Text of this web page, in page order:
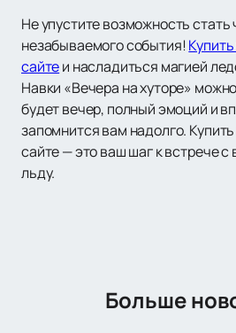
Не упустите возможность стать
незабываемого события!
сайтеи насладиться магией
Навки «Вечера на хуторе»
будет вечер, полный эмоций и
запомнится вам надолго.
сайте — это ваш шаг к встрече
льду.
Больше